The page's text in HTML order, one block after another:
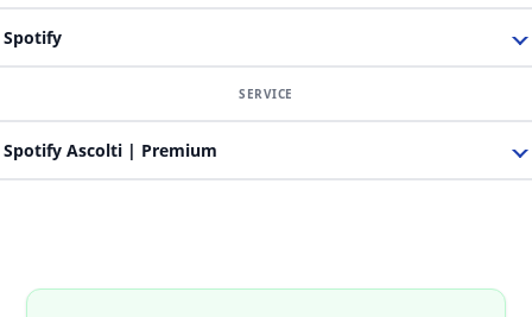
Spotify
Spotify Ascolti | Premium